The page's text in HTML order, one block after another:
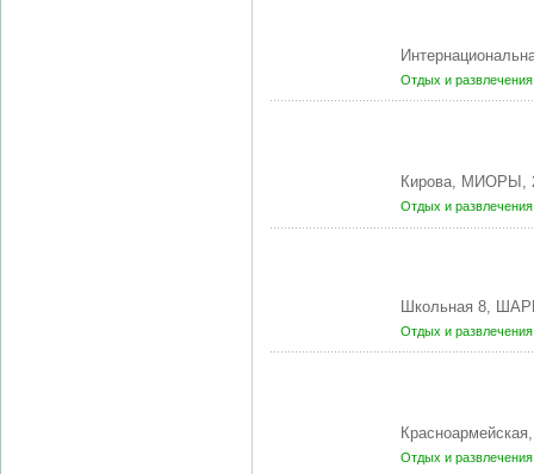
Отдых и
Кирова, МИОРЫ,
Отдых и
Школьная 8,
Отдых и
Отдых и